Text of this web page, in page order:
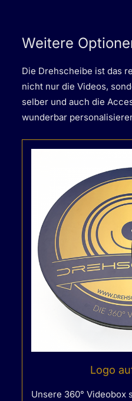
Weitere
Die Drehscheibe ist das
nicht nur die Videos,
selber und auch die
wunderbar
Logo
Unsere 360°